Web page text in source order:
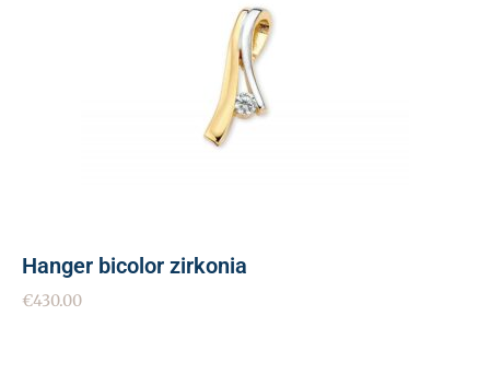
Hanger bicolor zirkonia
€430.00